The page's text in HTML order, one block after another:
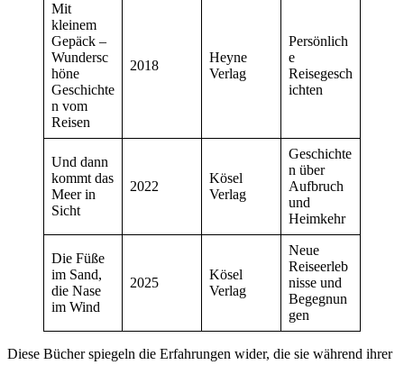
Mit
kleinem
Gepäck –
Wundersc
höne
Geschichte
n vom
Reisen
2018
Heyne
Verlag
Persönlich
e
Reisegesch
ichten
Und dann
kommt das
Meer in
Sicht
2022
Kösel
Verlag
Geschichte
n über
Aufbruch
und
Heimkehr
Die Füße
im Sand,
die Nase
im Wind
2025
Kösel
Verlag
Neue
Reiseerleb
nisse und
Begegnun
gen
Diese Bücher spiegeln die Erfahrungen wider, die sie während ihrer